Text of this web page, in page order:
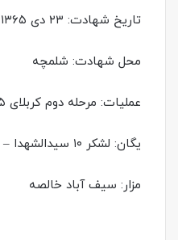
تاریخ شهادت: ۲۳ دی ۱۳۶۵
محل شهادت: شلمچه
عملیات: مرحله دوم کربلای ۵
یگان: لشکر ۱۰ سیدالشهدا – گردان علی اکبر
مزار: سیف آباد خالصه